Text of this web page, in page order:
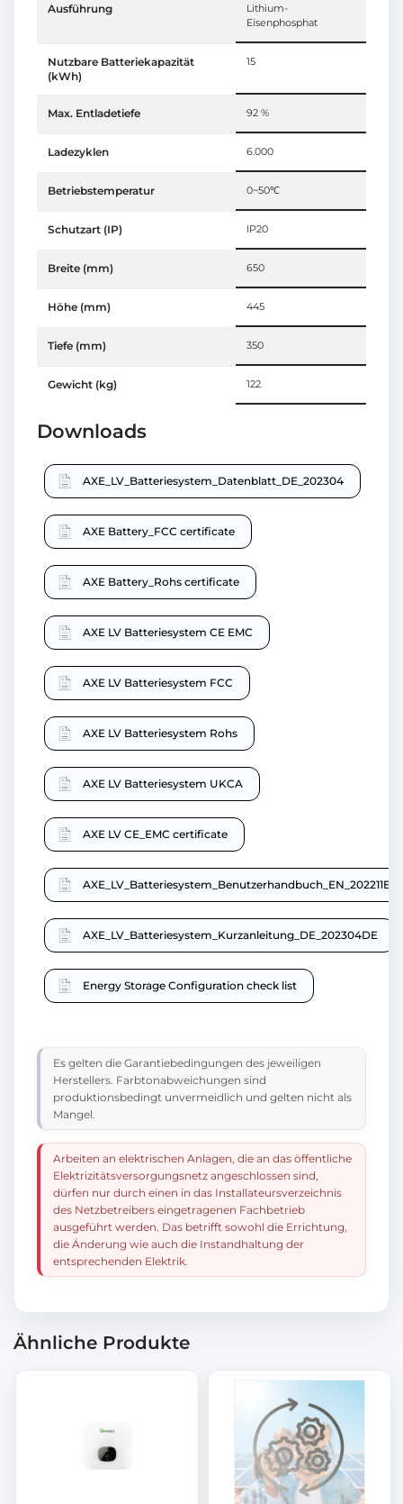
Ausführung
Lithium-
Eisenphosphat
Nutzbare Batteriekapazität
(kWh)
15
Max. Entladetiefe 92 %
Ladezyklen 6.000
Betriebstemperatur 0~50℃
Schutzart (IP) IP20
Breite (mm) 650
Höhe (mm) 445
Tiefe (mm) 350
Gewicht (kg) 122
Downloads
AXE_LV_Batteriesystem_Datenblatt_DE_202304
AXE Battery_FCC certificate
AXE Battery_Rohs certificate
AXE LV Batteriesystem CE EMC
AXE LV Batteriesystem FCC
AXE LV Batteriesystem Rohs
AXE LV Batteriesystem UKCA
AXE LV CE_EMC certificate
AXE_LV_Batteriesystem_Benutzerhandbuch_EN_202211EN
AXE_LV_Batteriesystem_Kurzanleitung_DE_202304DE
Energy Storage Configuration check list
Es gelten die Garantiebedingungen des jeweiligen
Herstellers. Farbtonabweichungen sind
produktionsbedingt unvermeidlich und gelten nicht als
Mangel.
Arbeiten an elektrischen Anlagen, die an das öffentliche
Elektrizitätsversorgungsnetz angeschlossen sind,
dürfen nur durch einen in das Installateursverzeichnis
des Netzbetreibers eingetragenen Fachbetrieb
ausgeführt werden. Das betrifft sowohl die Errichtung,
die Änderung wie auch die Instandhaltung der
entsprechenden Elektrik.
Ähnliche Produkte